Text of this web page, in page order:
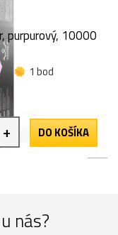
purpurový, 10000
1 bod
+ DO KOŠÍKA
nás?